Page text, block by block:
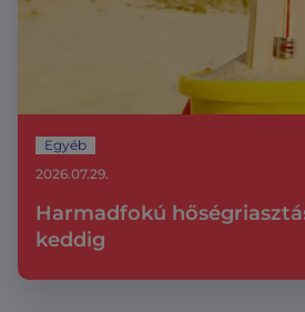
Egyéb
Harmadfokú
keddig
2026.07.29.